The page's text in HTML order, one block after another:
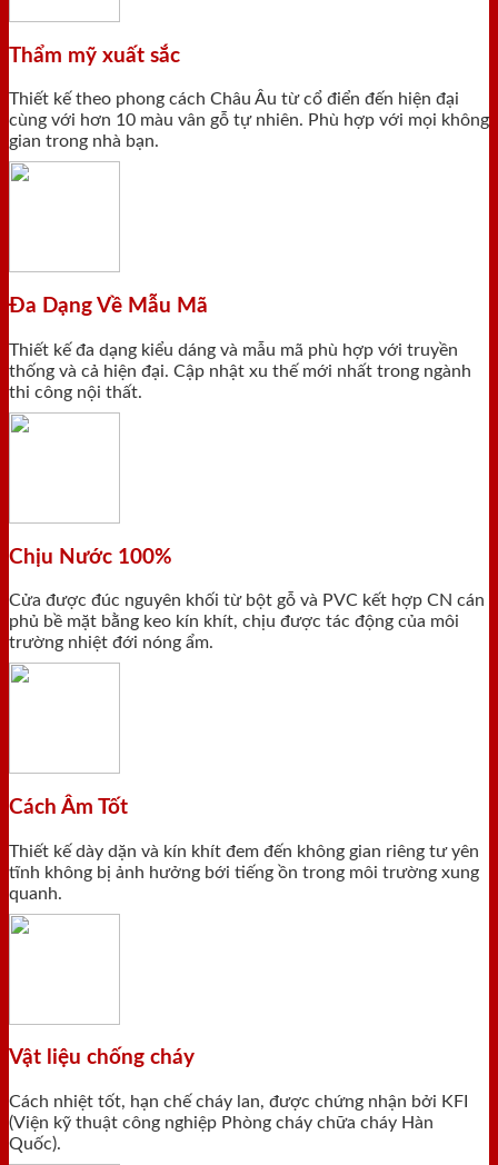
Thẩm mỹ xuất sắc
Thiết kế theo phong cách Châu Âu từ cổ điển đến hiện đại
cùng với hơn 10 màu vân gỗ tự nhiên. Phù hợp với mọi không
gian trong nhà bạn.
Đa Dạng Về Mẫu Mã
Thiết kế đa dạng kiểu dáng và mẫu mã phù hợp với truyền
thống và cả hiện đại. Cập nhật xu thế mới nhất trong ngành
thi công nội thất.
Chịu Nước 100%
Cửa được đúc nguyên khối từ bột gỗ và PVC kết hợp CN cán
phủ bề mặt bằng keo kín khít, chịu được tác động của môi
trường nhiệt đới nóng ẩm.
Cách Âm Tốt
Thiết kế dày dặn và kín khít đem đến không gian riêng tư yên
tĩnh không bị ảnh hưởng bới tiếng ồn trong môi trường xung
quanh.
Vật liệu chống cháy
Cách nhiệt tốt, hạn chế cháy lan, được chứng nhận bởi KFI
(Viện kỹ thuật công nghiệp Phòng cháy chữa cháy Hàn
Quốc).